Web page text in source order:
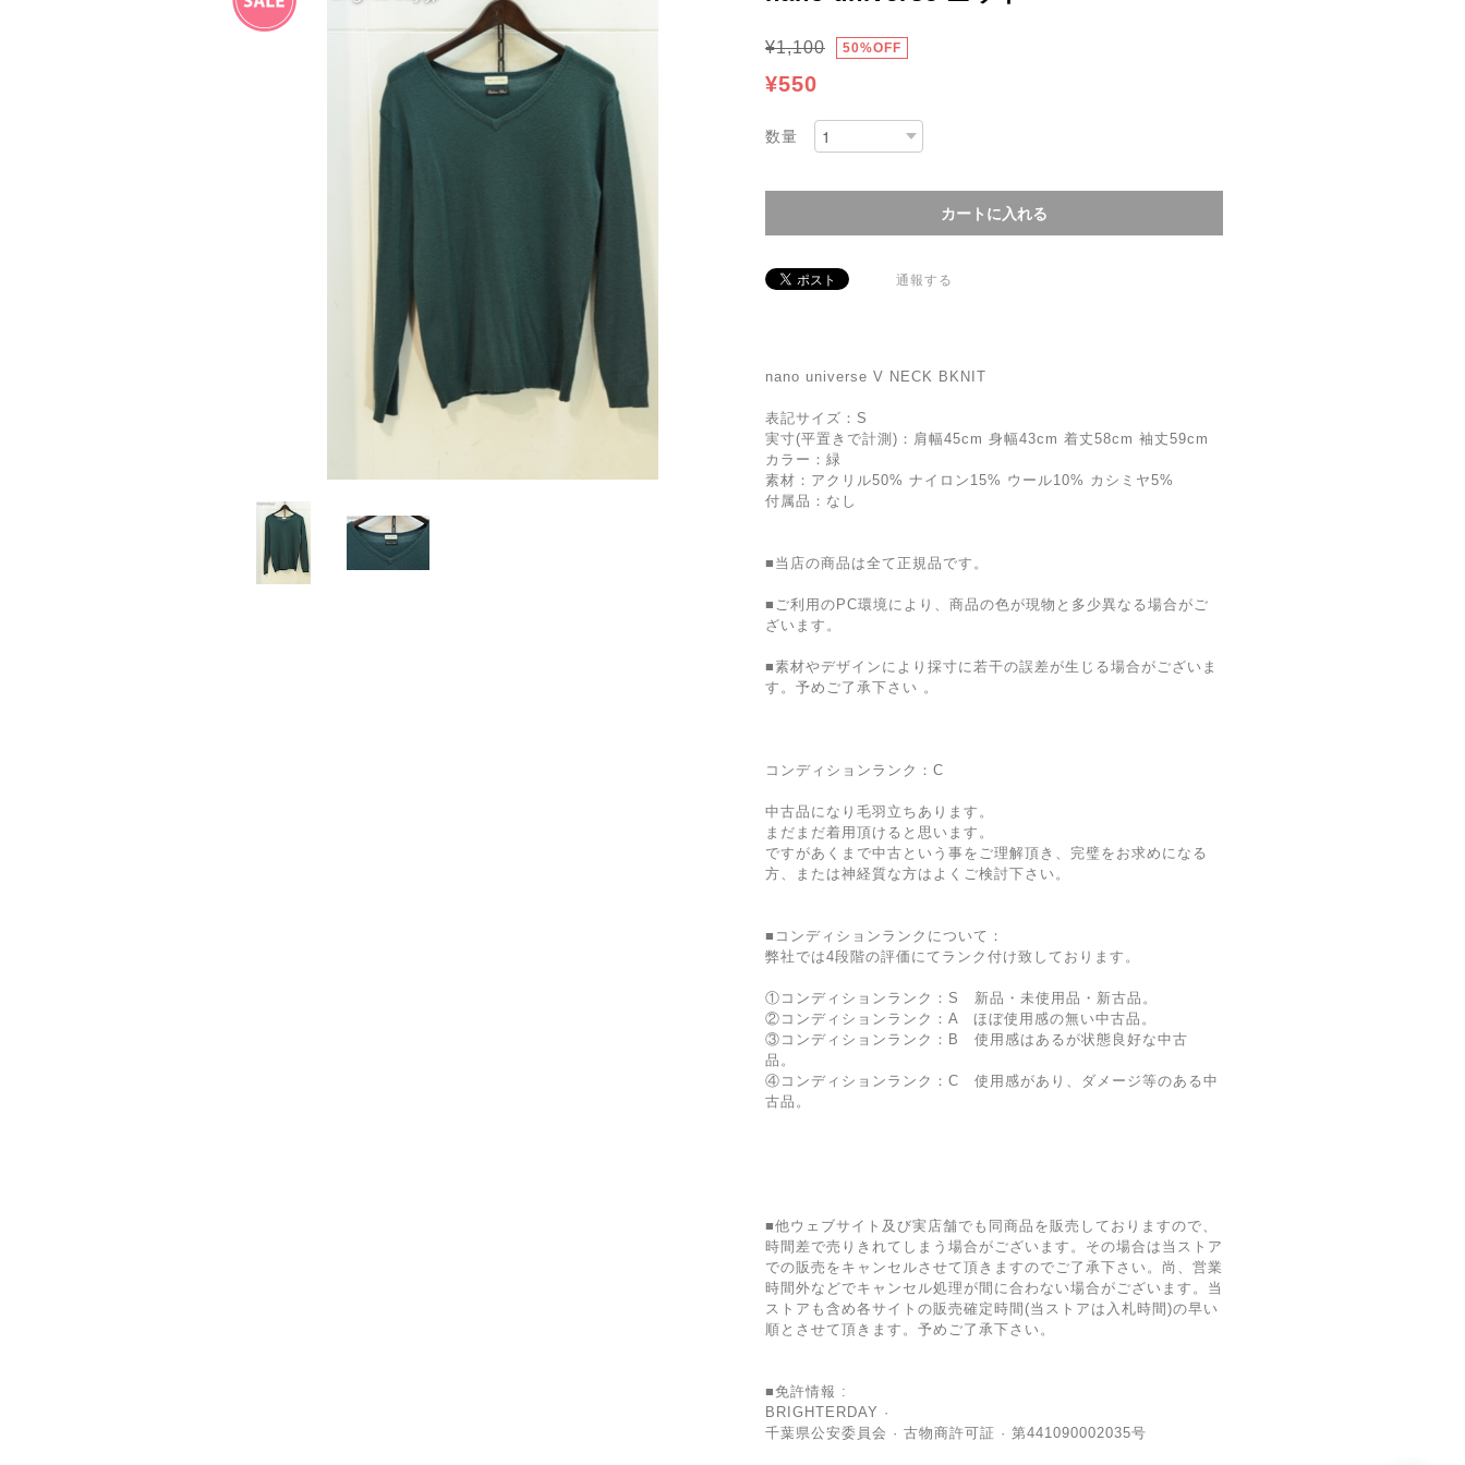
¥1,100 50%OFF
¥550
数量
通報する
nano universe V NECK BKNIT
表記サイズ：S
実寸(平置きで計測)：肩幅45cm 身幅43cm 着丈58cm 袖丈59cm
カラー：緑
素材：アクリル50% ナイロン15% ウール10% カシミヤ5%
付属品：なし
■当店の商品は全て正規品です。
■ご利用のPC環境により、商品の色が現物と多少異なる場合がご
ざいます。
■素材やデザインにより採寸に若干の誤差が生じる場合がございま
す。予めご了承下さい 。
コンディションランク：C
中古品になり毛羽立ちあります。
まだまだ着用頂けると思います。
ですがあくまで中古という事をご理解頂き、完璧をお求めになる
方、または神経質な方はよくご検討下さい。
■コンディションランクについて：
弊社では4段階の評価にてランク付け致しております。
①コンディションランク：S 新品・未使用品・新古品。
②コンディションランク：A ほぼ使用感の無い中古品。
③コンディションランク：B 使用感はあるが状態良好な中古
品。
④コンディションランク：C 使用感があり、ダメージ等のある中
古品。
■他ウェブサイト及び実店舗でも同商品を販売しておりますので、
時間差で売りきれてしまう場合がございます。その場合は当ストア
での販売をキャンセルさせて頂きますのでご了承下さい。尚、営業
時間外などでキャンセル処理が間に合わない場合がございます。当
ストアも含め各サイトの販売確定時間(当ストアは入札時間)の早い
順とさせて頂きます。予めご了承下さい。
■免許情報 :
BRIGHTERDAY ·
千葉県公安委員会 · 古物商許可証 · 第441090002035号